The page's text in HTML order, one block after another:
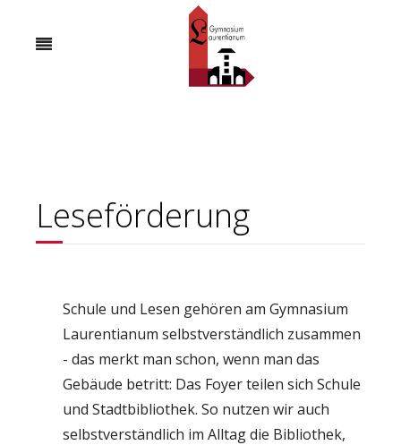
Leseförderung
Schule und Lesen gehören am Gymnasium
Laurentianum selbstverständlich zusammen
- das merkt man schon, wenn man das
Gebäude betritt: Das Foyer teilen sich Schule
und Stadtbibliothek. So nutzen wir auch
selbstverständlich im Alltag die Bibliothek,